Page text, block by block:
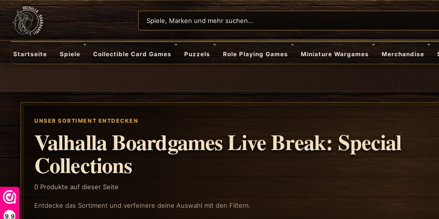
9,9
Startseite Spiele Collectible Card Games Puzzels Role Playing Games Miniature Wargames Merchandise
UNSER SORTIMENT ENTDECKEN
Valhalla Boardgames Live Break: Special
Collections
0 Produkte auf dieser Seite
Entdecke das Sortiment und verfeinere deine Auswahl mit den Filtern.